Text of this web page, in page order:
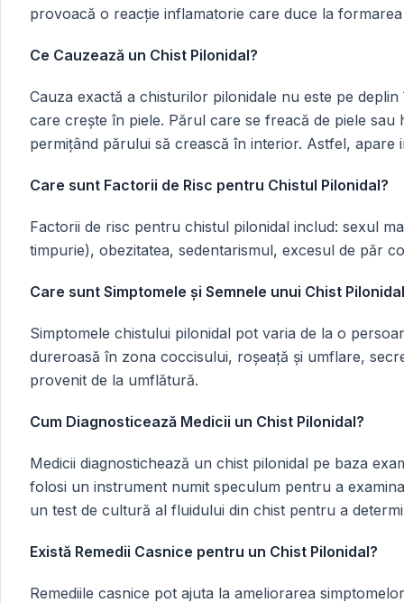
provoacă o reacție inflamatorie care duce la
Ce Cauzează un Chist Pilonidal?
Cauza exactă a chisturilor pilonidale nu este pe
care crește în piele. Părul care se freacă de piele
permițând părului să crească în interior. Astfel, apare
Care sunt Factorii de Risc pentru Chistul Pilonidal?
Factorii de risc pentru chistul pilonidal includ: sexul
timpurie), obezitatea, sedentarismul, excesul de păr
Care sunt Simptomele și Semnele unui Chist
Simptomele chistului pilonidal pot varia de la o
dureroasă în zona coccisului, roșeață și umflare,
provenit de la umflătură.
Cum Diagnosticează Medicii un Chist Pilonidal?
Medicii diagnostichează un chist pilonidal pe baza
folosi un instrument numit speculum pentru a
un test de cultură al fluidului din chist pentru a
Există Remedii Casnice pentru un Chist Pilonidal?
Remediile casnice pot ajuta la ameliorarea